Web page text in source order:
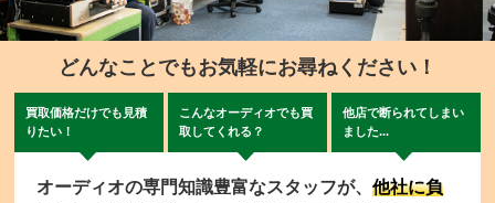
どんなことでもお気軽にお尋ねください！
買取価格だけでも見積
りたい！
こんなオーディオでも買
取してくれる？
他店で断られてしまい
ました...
オーディオの専門知識豊富なスタッフが、他社に負